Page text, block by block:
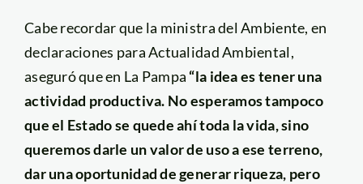
Cabe recordar que la ministra del Ambiente, en
declaraciones para Actualidad Ambiental,
aseguró que en La Pampa “la idea es tener una
actividad productiva. No esperamos tampoco
que el Estado se quede ahí toda la vida, sino
queremos darle un valor de uso a ese terreno,
dar una oportunidad de generar riqueza, pero